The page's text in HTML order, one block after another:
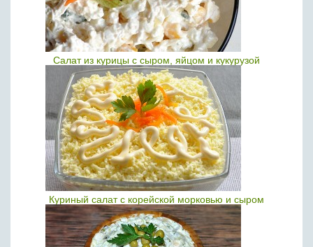
Салат из курицы с сыром, яйцом и кукурузой
Куриный салат с корейской морковью и сыром